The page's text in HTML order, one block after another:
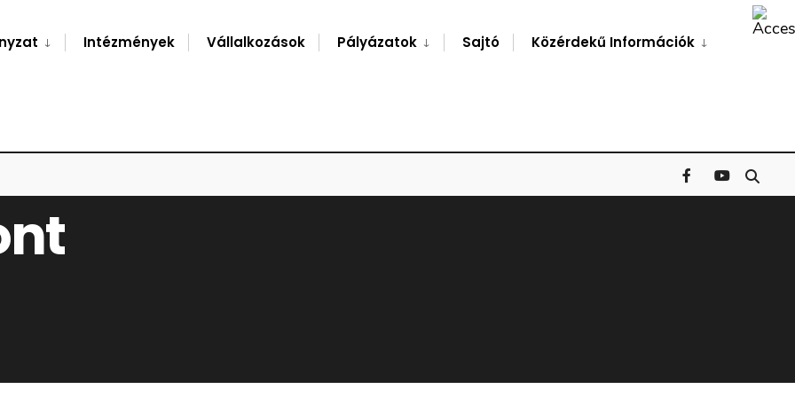
Intézmények Vállalkozások Pályázatok Sajtó Közérdekű Információk
Window